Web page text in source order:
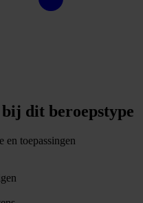
bij dit beroepstype
en toepassingen